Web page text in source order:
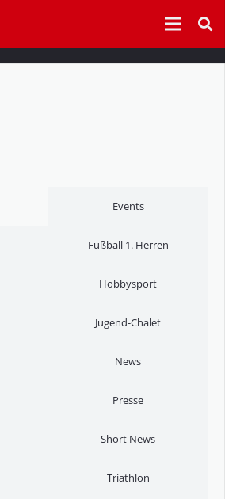
Events
Fußball 1. Herren
Hobbysport
Jugend-Chalet
News
Presse
Short News
Triathlon